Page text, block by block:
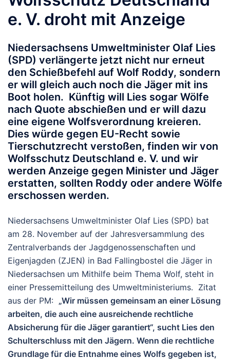
e. V. droht mit Anzeige
Niedersachsens Umweltminister Olaf Lies
(SPD) verlängerte jetzt nicht nur erneut
den Schießbefehl auf Wolf Roddy, sondern
er will gleich auch noch die Jäger mit ins
Boot holen. Künftig will Lies sogar Wölfe
nach Quote abschießen und er will dazu
eine eigene Wolfsverordnung kreieren.
Dies würde gegen EU-Recht sowie
Tierschutzrecht verstoßen, finden wir von
Wolfsschutz Deutschland e. V. und wir
werden Anzeige gegen Minister und Jäger
erstatten, sollten Roddy oder andere Wölfe
erschossen werden.
Niedersachsens Umweltminister Olaf Lies (SPD) bat
am 28. November auf der Jahresversammlung des
Zentralverbands der Jagdgenossenschaften und
Eigenjagden (ZJEN) in Bad Fallingbostel die Jäger in
Niedersachsen um Mithilfe beim Thema Wolf, steht in
einer Pressemitteilung des Umweltministeriums. Zitat
aus der PM: „Wir müssen gemeinsam an einer Lösung
arbeiten, die auch eine ausreichende rechtliche
Absicherung für die Jäger garantiert“, sucht Lies den
Schulterschluss mit den Jägern. Wenn die rechtliche
Grundlage für die Entnahme eines Wolfs gegeben ist,